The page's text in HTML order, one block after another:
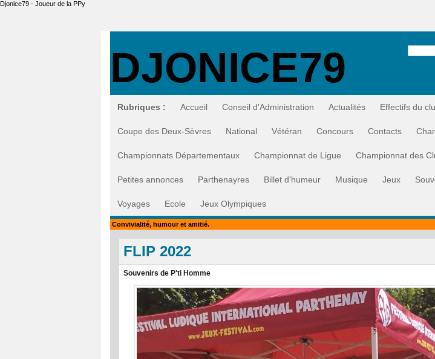
Djonice79 - Joueur de la PPy
DJONICE79
Rubriques : Accueil Conseil d'Administration Actualités Effectifs du
Coupe des Deux-Sèvres National Vétéran Concours Contacts
Championnats Départementaux Championnat de Ligue Championnat des
Petites annonces Parthenayres Billet d'humeur Musique Jeux
Voyages Ecole Jeux Olympiques
Convivialité, humour et amitié.
FLIP 2022
Souvenirs de P'ti Homme